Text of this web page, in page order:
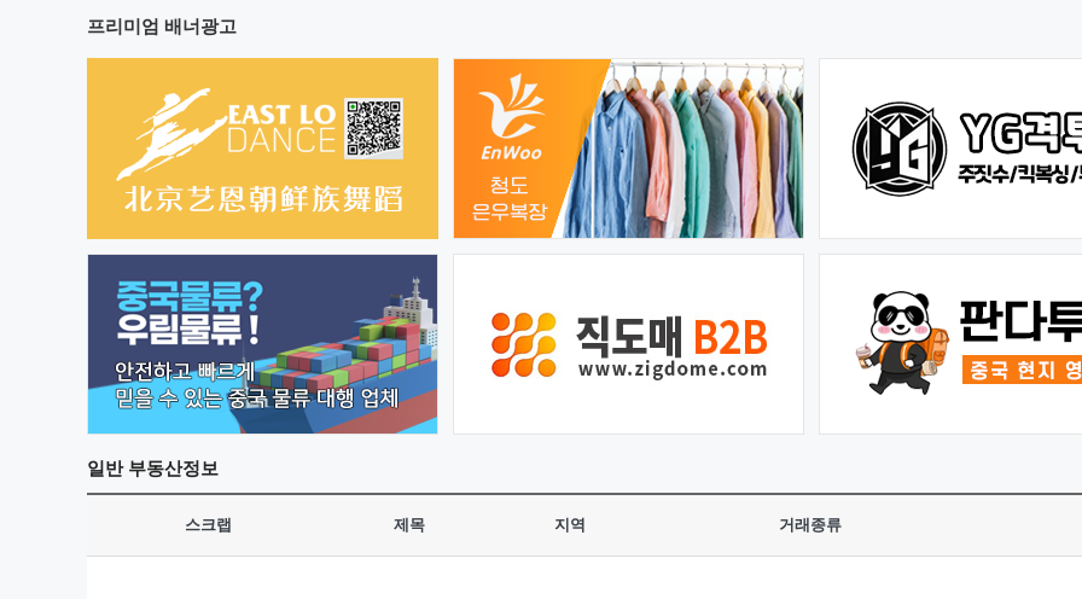
프리미엄 배너광고
일반부동산정보
스크랩 제목 지역 거래종류